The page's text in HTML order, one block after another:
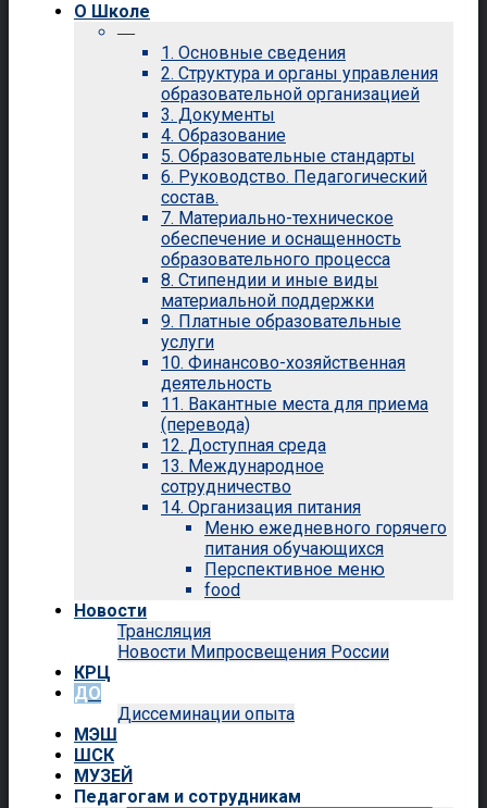
О Школе
—
1. Основные сведения
2. Структура и органы управления
образовательной организацией
3. Документы
4. Образование
5. Образовательные стандарты
6. Руководство. Педагогический
состав.
7. Материально-техническое
обеспечение и оснащенность
образовательного процесса
8. Стипендии и иные виды
материальной поддержки
9. Платные образовательные
услуги
10. Финансово-хозяйственная
деятельность
11. Вакантные места для приема
(перевода)
12. Доступная среда
13. Международное
сотрудничество
14. Организация питания
Меню ежедневного горячего
питания обучающихся
Перспективное меню
food
Новости
Трансляция
Новости Мипросвещения России
КРЦ
ДО
Диссеминации опыта
МЭШ
ШСК
МУЗЕЙ
Педагогам и сотрудникам